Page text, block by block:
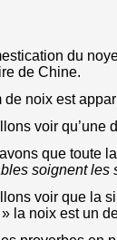
du
de Chine.
de noix est
voir qu’une
que toute
soignent les
voir que la
la noix est un